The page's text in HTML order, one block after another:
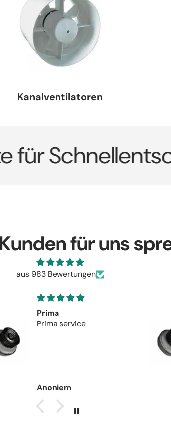
Kanalventilatoren
für uns
aus 983 Bewertungen
Revisie prima
uitgevoerd
Anoniem